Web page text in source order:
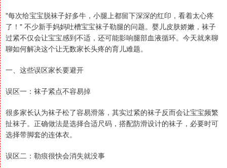
"每次给宝宝脱袜子好多牛，小腿上都留下深深的红印，看着太心疼
了！" 不少新手妈妈吐槽宝宝袜子勒腿的问题。婴儿皮肤娇嫩，袜子
过紧不仅会让宝宝感到不适，还可能影响腿部血液循环。今天就来聊
聊如何解决这个让无数家长头疼的育儿难题。
一、这些误区家长要避开
误区一：袜子紧点不容易掉
很多家长认为袜子松了容易滑落，其实过紧的袜子反而会让宝宝频繁
扯袜子。正确做法是选择合适尺码，搭配防滑设计的袜子，必要时可
选择带脚套的连体衣。
误区二：勒痕很快会消失就没事